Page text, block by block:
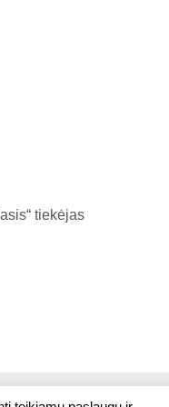
tiekėjas